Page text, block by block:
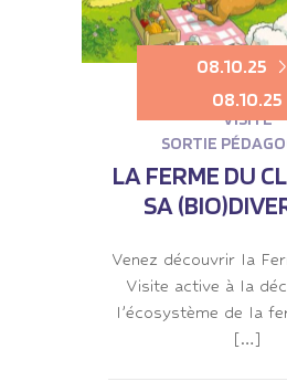
08.10.25
08.10.25
VISITE
SORTIE
LA FERME DU
SA
Venez découvrir la
Visite active à la
l’écosystème de la
[…]